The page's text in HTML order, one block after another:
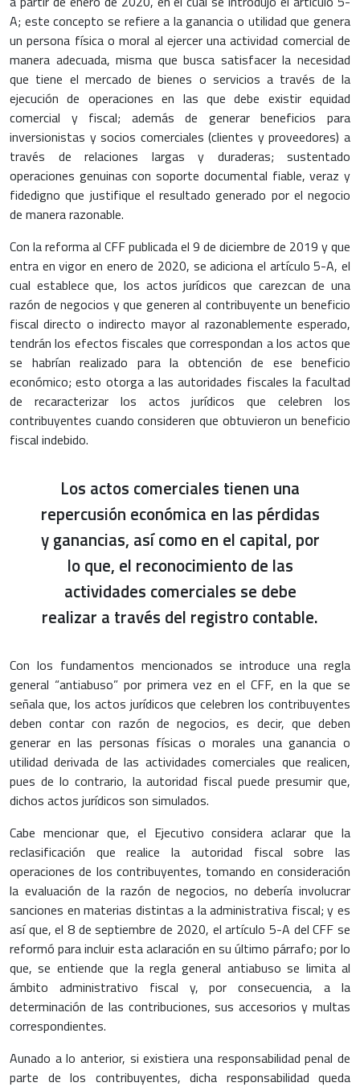
A; este concepto se refiere a la ganancia o utilidad que genera
un persona física o moral al ejercer una actividad comercial de
manera adecuada, misma que busca satisfacer la necesidad
que tiene el mercado de bienes o servicios a través de la
ejecución de operaciones en las que debe existir equidad
comercial y fiscal; además de generar beneficios para
inversionistas y socios comerciales (clientes y proveedores) a
través de relaciones largas y duraderas; sustentado
operaciones genuinas con soporte documental fiable, veraz y
fidedigno que justifique el resultado generado por el negocio
de manera razonable.
Con la reforma al CFF publicada el 9 de diciembre de 2019 y que
entra en vigor en enero de 2020, se adiciona el artículo 5-A, el
cual establece que, los actos jurídicos que carezcan de una
razón de negocios y que generen al contribuyente un beneficio
fiscal directo o indirecto mayor al razonablemente esperado,
tendrán los efectos fiscales que correspondan a los actos que
se habrían realizado para la obtención de ese beneficio
económico; esto otorga a las autoridades fiscales la facultad
de recaracterizar los actos jurídicos que celebren los
contribuyentes cuando consideren que obtuvieron un beneficio
fiscal indebido.
Los actos comerciales tienen una
repercusión económica en las pérdidas
y ganancias, así como en el capital, por
lo que, el reconocimiento de las
actividades comerciales se debe
realizar a través del registro contable.
Con los fundamentos mencionados se introduce una regla
general “antiabuso” por primera vez en el CFF, en la que se
señala que, los actos jurídicos que celebren los contribuyentes
deben contar con razón de negocios, es decir, que deben
generar en las personas físicas o morales una ganancia o
utilidad derivada de las actividades comerciales que realicen,
pues de lo contrario, la autoridad fiscal puede presumir que,
dichos actos jurídicos son simulados.
Cabe mencionar que, el Ejecutivo considera aclarar que la
reclasificación que realice la autoridad fiscal sobre las
operaciones de los contribuyentes, tomando en consideración
la evaluación de la razón de negocios, no debería involucrar
sanciones en materias distintas a la administrativa fiscal; y es
así que, el 8 de septiembre de 2020, el artículo 5-A del CFF se
reformó para incluir esta aclaración en su último párrafo; por lo
que, se entiende que la regla general antiabuso se limita al
ámbito administrativo fiscal y, por consecuencia, a la
determinación de las contribuciones, sus accesorios y multas
correspondientes.
Aunado a lo anterior, si existiera una responsabilidad penal de
parte de los contribuyentes, dicha responsabilidad queda